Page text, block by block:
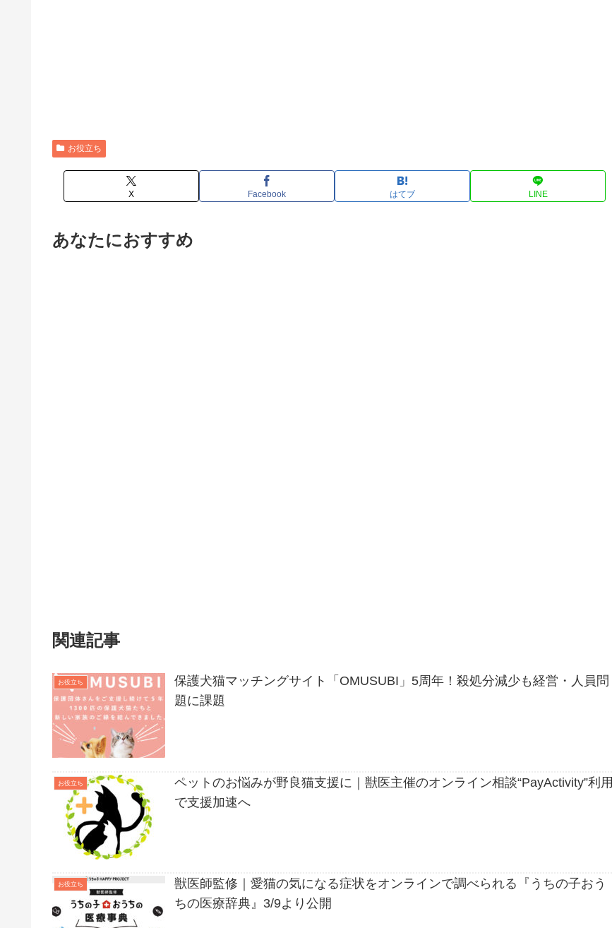
お役立ち
X Facebook はてブ LINE
あなたにおすすめ
関連記事
お役立ち
保護犬猫マッチングサイト「OMUSUBI」5周年！殺処分減少も経営・人員問
題に課題
お役立ち
ペットのお悩みが野良猫支援に｜獣医主催のオンライン相談“PayActivity”利用
で支援加速へ
お役立ち
獣医師監修｜愛猫の気になる症状をオンラインで調べられる『うちの子おう
ちの医療辞典』3/9より公開